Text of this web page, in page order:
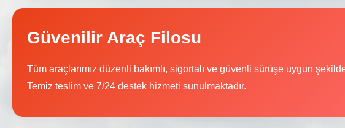
Güvenilir Araç Filosu
Tüm araçlarımız düzenli bakımlı, sigortalı ve güvenli sürüşe uygun şekilde
Temiz teslim ve 7/24 destek hizmeti sunulmaktadır.